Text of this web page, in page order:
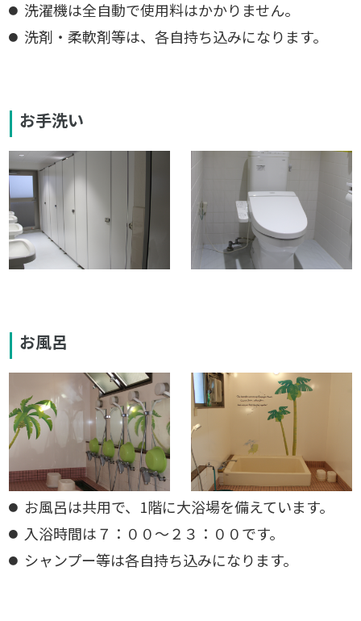
洗濯機は全自動で使用料はかかりません。
洗剤・柔軟剤等は、各自持ち込みになります。
お手洗い
お風呂
お風呂は共用で、1階に大浴場を備えています。
入浴時間は７：００～２３：００です。
シャンプー等は各自持ち込みになります。